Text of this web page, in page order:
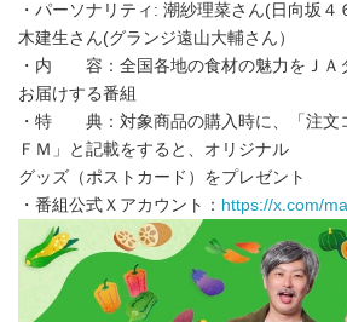
・パーソナリティ: 潮紗理菜さん(日向坂
木建生さん(グランジ遠山大輔さん）
・内 容：全国各地の食材の魅力をＪＡ
お届けする番組
・特 典：対象商品の購入時に、「注文
ＦＭ」と記載をすると、オリジナル
グッズ（ポストカード）をプレゼント
・番組公式Ｘアカウント： https://x.com/